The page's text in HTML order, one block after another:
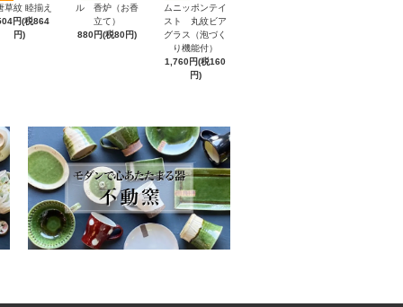
草紋 睦揃え
円(税864
円)
ル 香炉（お香
立て）
880円(税80円)
ムニッポンテイ
スト 丸紋ビア
グラス（泡づく
り機能付）
1,760円(税160
円)